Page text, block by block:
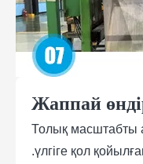
Жаппай
Толық масштабты
үлгіге қол